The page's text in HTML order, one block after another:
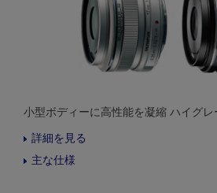
小型ボディーに高性能を凝縮 ハイグ
詳細を見る
主な仕様